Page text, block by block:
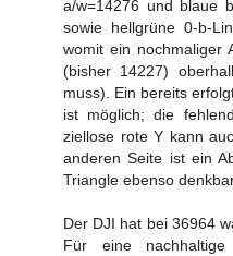
a/w=14276 und blaue
sowie hellgrüne 0-b-
womit ein nochmaliger
(bisher 14227)
muss). Ein bereits
ist möglich; die
ziellose rote Y kann
anderen Seite ist ein
Triangle ebenso
Der DJI hat bei 36964
Für eine